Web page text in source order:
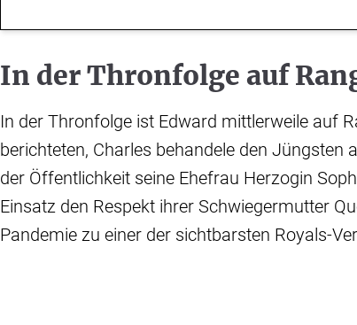
In der Thronfolge auf
In der Thronfolge ist Edward mittlerweile auf
berichteten, Charles behandele den Jüngsten
der Öffentlichkeit seine Ehefrau Herzogin
Einsatz den Respekt ihrer Schwiegermutter
Pandemie zu einer der sichtbarsten Royals-